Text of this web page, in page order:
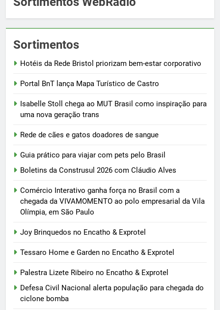
Sortimentos
Hotéis da Rede Bristol priorizam bem-estar corporativo
Portal BnT lança Mapa Turístico de Castro
Isabelle Stoll chega ao MUT Brasil como inspiração para
uma nova geração trans
Rede de cães e gatos doadores de sangue
Guia prático para viajar com pets pelo Brasil
Boletins da Construsul 2026 com Cláudio Alves
Comércio Interativo ganha força no Brasil com a
chegada da VIVAMOMENTO ao polo empresarial da Vila
Olímpia, em São Paulo
Joy Brinquedos no Encatho & Exprotel
Tessaro Home e Garden no Encatho & Exprotel
Palestra Lizete Ribeiro no Encatho & Exprotel
Defesa Civil Nacional alerta população para chegada do
ciclone bomba